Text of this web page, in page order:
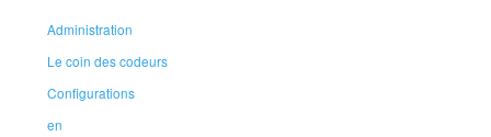
Administration
Le coin des codeurs
Configurations
en